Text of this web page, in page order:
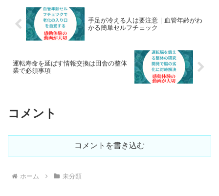
して効果が見えた
手足が冷える人は要注意｜血管年齢がわ
かる簡単セルフチェック
運転寿命を延ばす情報交換は田舎の整体
業で必須事項
コメント
コメントを書き込む
ホーム 未分類